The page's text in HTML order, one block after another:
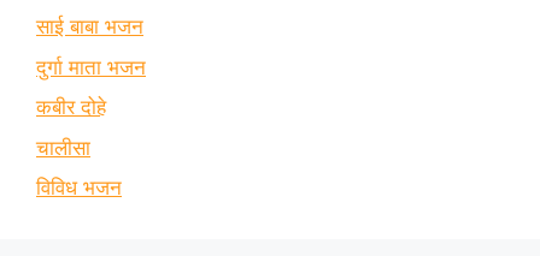
साई बाबा भजन
दुर्गा माता भजन
कबीर दोहे
चालीसा
विविध भजन